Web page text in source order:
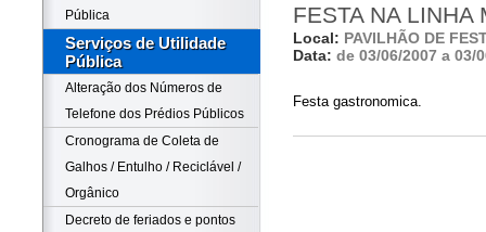
Pública
Serviços de Utilidade
Pública
Alteração dos Números de
Telefone dos Prédios Públicos
Cronograma de Coleta de
Galhos / Entulho / Reciclável /
Orgânico
Decreto de feriados e pontos
FESTA NA LINHA
Local: PAVILHÃO DE
Data: de 03/06/2007 a 03/
Festa gastronomica.